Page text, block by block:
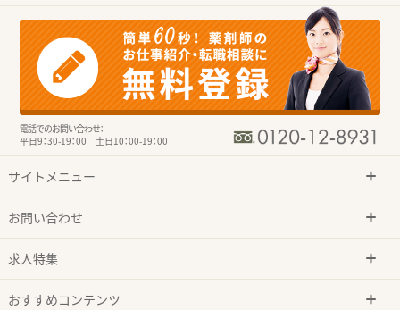
電話でのお問い合わせ：
平日9：30-19：00 土日10：00-19：00
サイトメニュー
お問い合わせ
求人特集
おすすめコンテンツ